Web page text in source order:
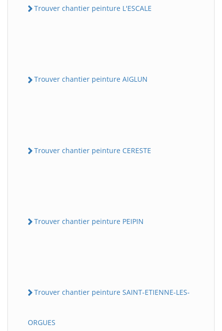
Trouver chantier peinture L'ESCALE
Trouver chantier peinture AIGLUN
Trouver chantier peinture CERESTE
Trouver chantier peinture PEIPIN
Trouver chantier peinture SAINT-ETIENNE-LES-
ORGUES